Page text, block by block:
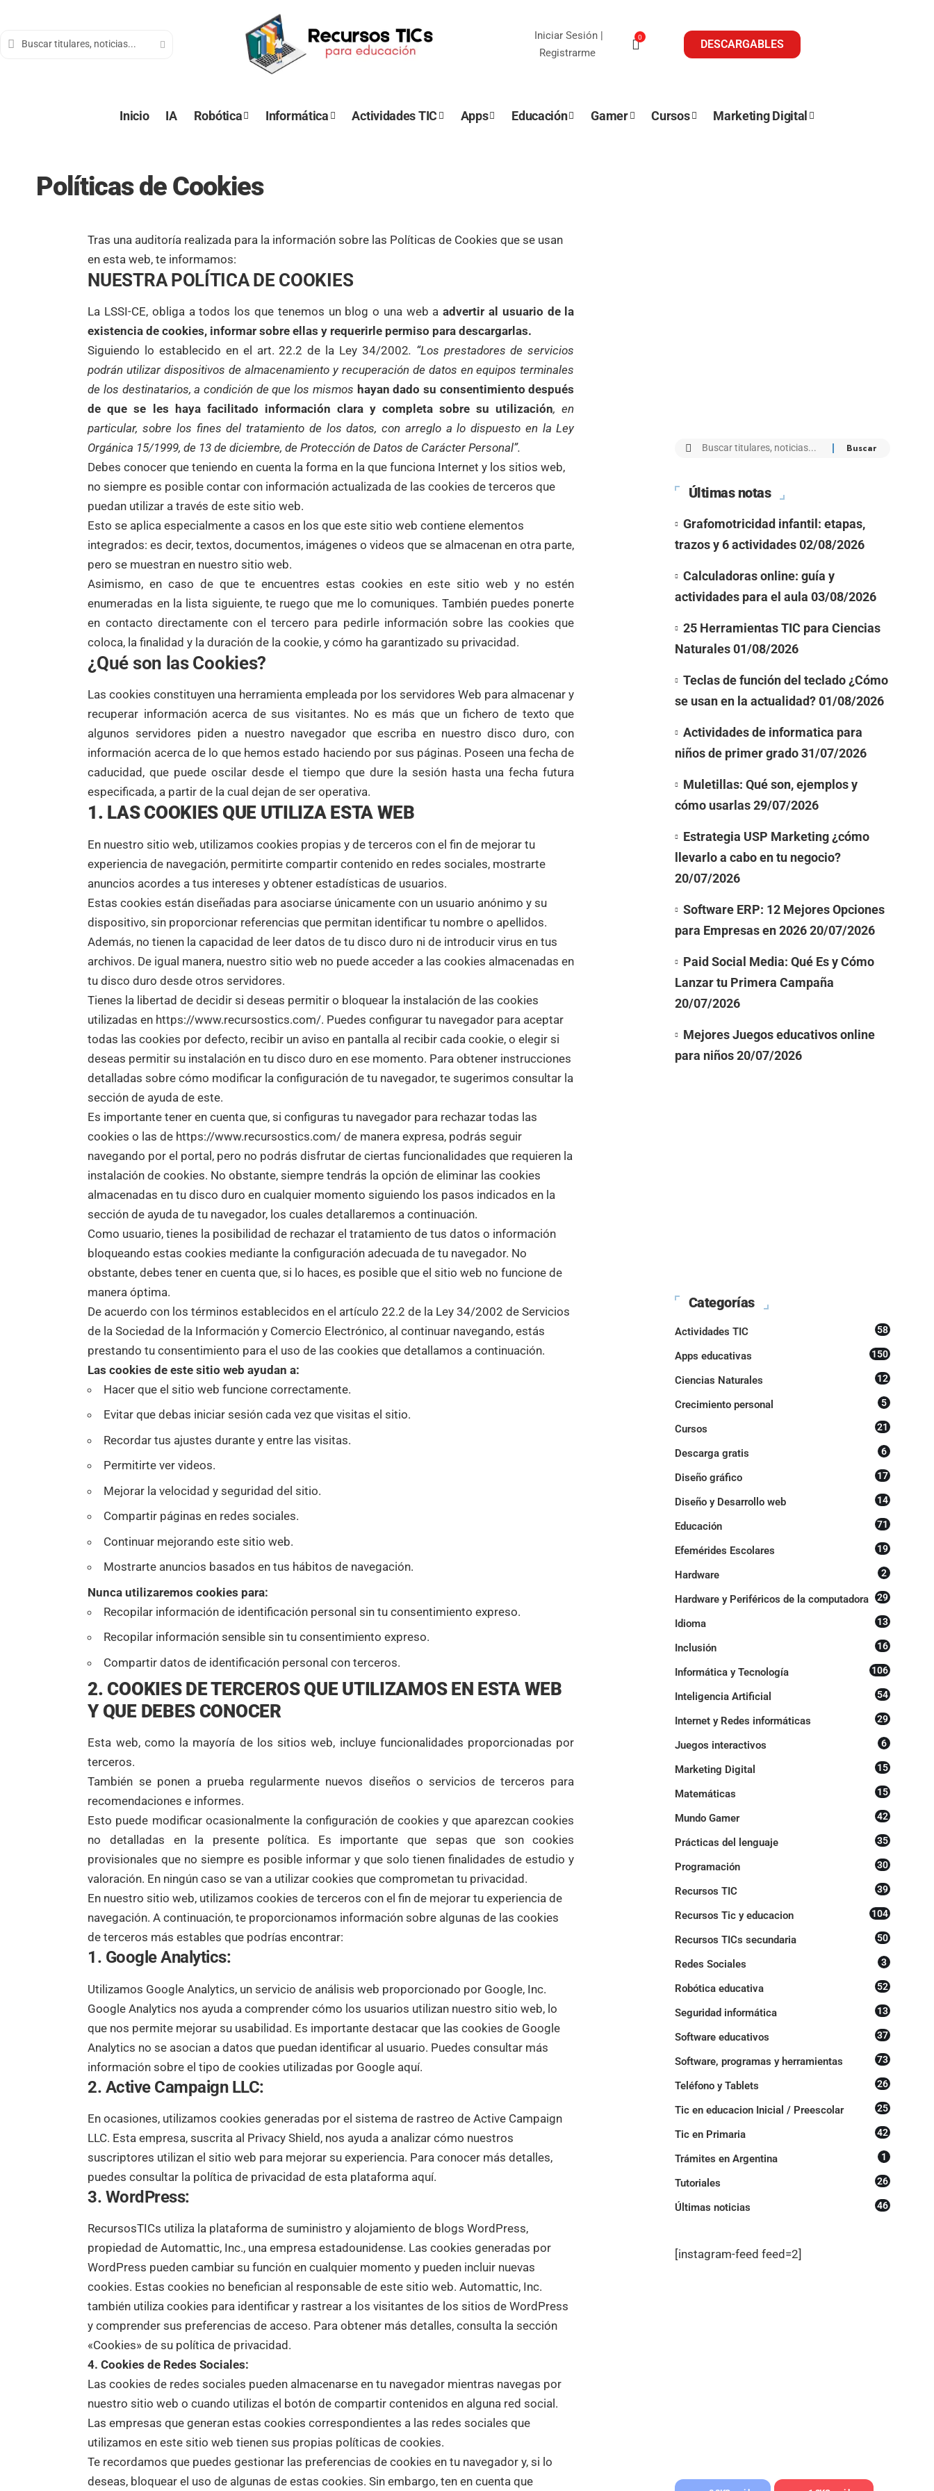
Iniciar Sesión|
Registrarme
0
DESCARGABLES
Inicio IA Robótica Informática Actividades TIC Apps Educación Gamer Cursos Marketing Digital
Políticas de Cookies
Tras una auditoría realizada para la información sobre las Políticas de Cookies que se usan
en esta web, te informamos:
NUESTRA POLÍTICA DE COOKIES
La LSSI-CE, obliga a todos los que tenemos un blog o una web aadvertir al usuario de la
existencia de cookies, informar sobre ellas y requerirle permiso para descargarlas.
Siguiendo lo establecido en el art. 22.2 de la Ley 34/2002. “Los prestadores de servicios
podrán utilizar dispositivos de almacenamiento y recuperación de datos en equipos terminales
de los destinatarios, a condición de que los mismos hayan dado su consentimiento después
de que se les haya facilitado información clara y completa sobre su utilización, en
particular, sobre los fines del tratamiento de los datos, con arreglo a lo dispuesto en la Ley
Orgánica 15/1999, de 13 de diciembre, de Protección de Datos de Carácter Personal”.
Debes conocer que teniendo en cuenta la forma en la que funciona Internet y los sitios web,
no siempre es posible contar con información actualizada de las cookies de terceros que
puedan utilizar a través de este sitio web.
Esto se aplica especialmente a casos en los que este sitio web contiene elementos
integrados: es decir, textos, documentos, imágenes o videos que se almacenan en otra parte,
pero se muestran en nuestro sitio web.
Asimismo, en caso de que te encuentres estas cookies en este sitio web y no estén
enumeradas en la lista siguiente, te ruego que me lo comuniques. También puedes ponerte
en contacto directamente con el tercero para pedirle información sobre las cookies que
coloca, la finalidad y la duración de la cookie, y cómo ha garantizado su privacidad.
¿Qué son las Cookies?
Las cookies constituyen una herramienta empleada por los servidores Web para almacenar y
recuperar información acerca de sus visitantes. No es más que un fichero de texto que
algunos servidores piden a nuestro navegador que escriba en nuestro disco duro, con
información acerca de lo que hemos estado haciendo por sus páginas. Poseen una fecha de
caducidad, que puede oscilar desde el tiempo que dure la sesión hasta una fecha futura
especificada, a partir de la cual dejan de ser operativa.
1. LAS COOKIES QUE UTILIZA ESTA WEB
En nuestro sitio web, utilizamos cookies propias y de terceros con el fin de mejorar tu
experiencia de navegación, permitirte compartir contenido en redes sociales, mostrarte
anuncios acordes a tus intereses y obtener estadísticas de usuarios.
Estas cookies están diseñadas para asociarse únicamente con un usuario anónimo y su
dispositivo, sin proporcionar referencias que permitan identificar tu nombre o apellidos.
Además, no tienen la capacidad de leer datos de tu disco duro ni de introducir virus en tus
archivos. De igual manera, nuestro sitio web no puede acceder a las cookies almacenadas en
tu disco duro desde otros servidores.
Tienes la libertad de decidir si deseas permitir o bloquear la instalación de las cookies
utilizadas en https://www.recursostics.com/. Puedes configurar tu navegador para aceptar
todas las cookies por defecto, recibir un aviso en pantalla al recibir cada cookie, o elegir si
deseas permitir su instalación en tu disco duro en ese momento. Para obtener instrucciones
detalladas sobre cómo modificar la configuración de tu navegador, te sugerimos consultar la
sección de ayuda de este.
Es importante tener en cuenta que, si configuras tu navegador para rechazar todas las
cookies o las de https://www.recursostics.com/ de manera expresa, podrás seguir
navegando por el portal, pero no podrás disfrutar de ciertas funcionalidades que requieren la
instalación de cookies. No obstante, siempre tendrás la opción de eliminar las cookies
almacenadas en tu disco duro en cualquier momento siguiendo los pasos indicados en la
sección de ayuda de tu navegador, los cuales detallaremos a continuación.
Como usuario, tienes la posibilidad de rechazar el tratamiento de tus datos o información
bloqueando estas cookies mediante la configuración adecuada de tu navegador. No
obstante, debes tener en cuenta que, si lo haces, es posible que el sitio web no funcione de
manera óptima.
De acuerdo con los términos establecidos en el artículo 22.2 de la Ley 34/2002 de Servicios
de la Sociedad de la Información y Comercio Electrónico, al continuar navegando, estás
prestando tu consentimiento para el uso de las cookies que detallamos a continuación.
Las cookies de este sitio web ayudan a:
Hacer que el sitio web funcione correctamente.
Evitar que debas iniciar sesión cada vez que visitas el sitio.
Recordar tus ajustes durante y entre las visitas.
Permitirte ver videos.
Mejorar la velocidad y seguridad del sitio.
Compartir páginas en redes sociales.
Continuar mejorando este sitio web.
Mostrarte anuncios basados en tus hábitos de navegación.
Nunca utilizaremos cookies para:
Recopilar información de identificación personal sin tu consentimiento expreso.
Recopilar información sensible sin tu consentimiento expreso.
Compartir datos de identificación personal con terceros.
2. COOKIES DE TERCEROS QUE UTILIZAMOS EN ESTA WEB
Y QUE DEBES CONOCER
Esta web, como la mayoría de los sitios web, incluye funcionalidades proporcionadas por
terceros.
También se ponen a prueba regularmente nuevos diseños o servicios de terceros para
recomendaciones e informes.
Esto puede modificar ocasionalmente la configuración de cookies y que aparezcan cookies
no detalladas en la presente política. Es importante que sepas que son cookies
provisionales que no siempre es posible informar y que solo tienen finalidades de estudio y
valoración. En ningún caso se van a utilizar cookies que comprometan tu privacidad.
En nuestro sitio web, utilizamos cookies de terceros con el fin de mejorar tu experiencia de
navegación. A continuación, te proporcionamos información sobre algunas de las cookies
de terceros más estables que podrías encontrar:
1. Google Analytics:
Utilizamos Google Analytics, un servicio de análisis web proporcionado por Google, Inc.
Google Analytics nos ayuda a comprender cómo los usuarios utilizan nuestro sitio web, lo
que nos permite mejorar su usabilidad. Es importante destacar que las cookies de Google
Analytics no se asocian a datos que puedan identificar al usuario. Puedes consultar más
información sobre el tipo de cookies utilizadas por Google aquí.
2. Active Campaign LLC:
En ocasiones, utilizamos cookies generadas por el sistema de rastreo de Active Campaign
LLC. Esta empresa, suscrita al Privacy Shield, nos ayuda a analizar cómo nuestros
suscriptores utilizan el sitio web para mejorar su experiencia. Para conocer más detalles,
puedes consultar la política de privacidad de esta plataforma aquí.
3. WordPress:
RecursosTICs utiliza la plataforma de suministro y alojamiento de blogs WordPress,
propiedad de Automattic, Inc., una empresa estadounidense. Las cookies generadas por
WordPress pueden cambiar su función en cualquier momento y pueden incluir nuevas
cookies. Estas cookies no benefician al responsable de este sitio web. Automattic, Inc.
también utiliza cookies para identificar y rastrear a los visitantes de los sitios de WordPress
y comprender sus preferencias de acceso. Para obtener más detalles, consulta la sección
«Cookies» de su política de privacidad.
4. Cookies de Redes Sociales:
Las cookies de redes sociales pueden almacenarse en tu navegador mientras navegas por
nuestro sitio web o cuando utilizas el botón de compartir contenidos en alguna red social.
Las empresas que generan estas cookies correspondientes a las redes sociales que
utilizamos en este sitio web tienen sus propias políticas de cookies.
Te recordamos que puedes gestionar las preferencias de cookies en tu navegador y, si lo
deseas, bloquear el uso de algunas de estas cookies. Sin embargo, ten en cuenta que
Últimas notas
Grafomotricidad infantil: etapas,
trazos y 6 actividades 02/08/2026
Calculadoras online: guía y
actividades para el aula 03/08/2026
25 Herramientas TIC para Ciencias
Naturales 01/08/2026
Teclas de función del teclado ¿Cómo
se usan en la actualidad? 01/08/2026
Actividades de informatica para
niños de primer grado 31/07/2026
Muletillas: Qué son, ejemplos y
cómo usarlas 29/07/2026
Estrategia USP Marketing ¿cómo
llevarlo a cabo en tu negocio?
20/07/2026
Software ERP: 12 Mejores Opciones
para Empresas en 2026 20/07/2026
Paid Social Media: Qué Es y Cómo
Lanzar tu Primera Campaña
20/07/2026
Mejores Juegos educativos online
para niños 20/07/2026
Categorías
Actividades TIC 58
Apps educativas 150
Ciencias Naturales 12
Crecimiento personal 5
Cursos 21
Descarga gratis 6
Diseño gráfico 17
Diseño y Desarrollo web 14
Educación 71
Efemérides Escolares 19
Hardware 2
Hardware y Periféricos de la computadora 29
Idioma 13
Inclusión 16
Informática y Tecnología 106
Inteligencia Artificial 54
Internet y Redes informáticas 29
Juegos interactivos 6
Marketing Digital 15
Matemáticas 15
Mundo Gamer 42
Prácticas del lenguaje 35
Programación 30
Recursos TIC 39
Recursos Tic y educacion 104
Recursos TICs secundaria 50
Redes Sociales 3
Robótica educativa 52
Seguridad informática 13
Software educativos 37
Software, programas y herramientas 73
Teléfono y Tablets 26
Tic en educacion Inicial / Preescolar 25
Tic en Primaria 42
Trámites en Argentina 1
Tutoriales 26
Últimas noticias 46
[instagram-feed feed=2]